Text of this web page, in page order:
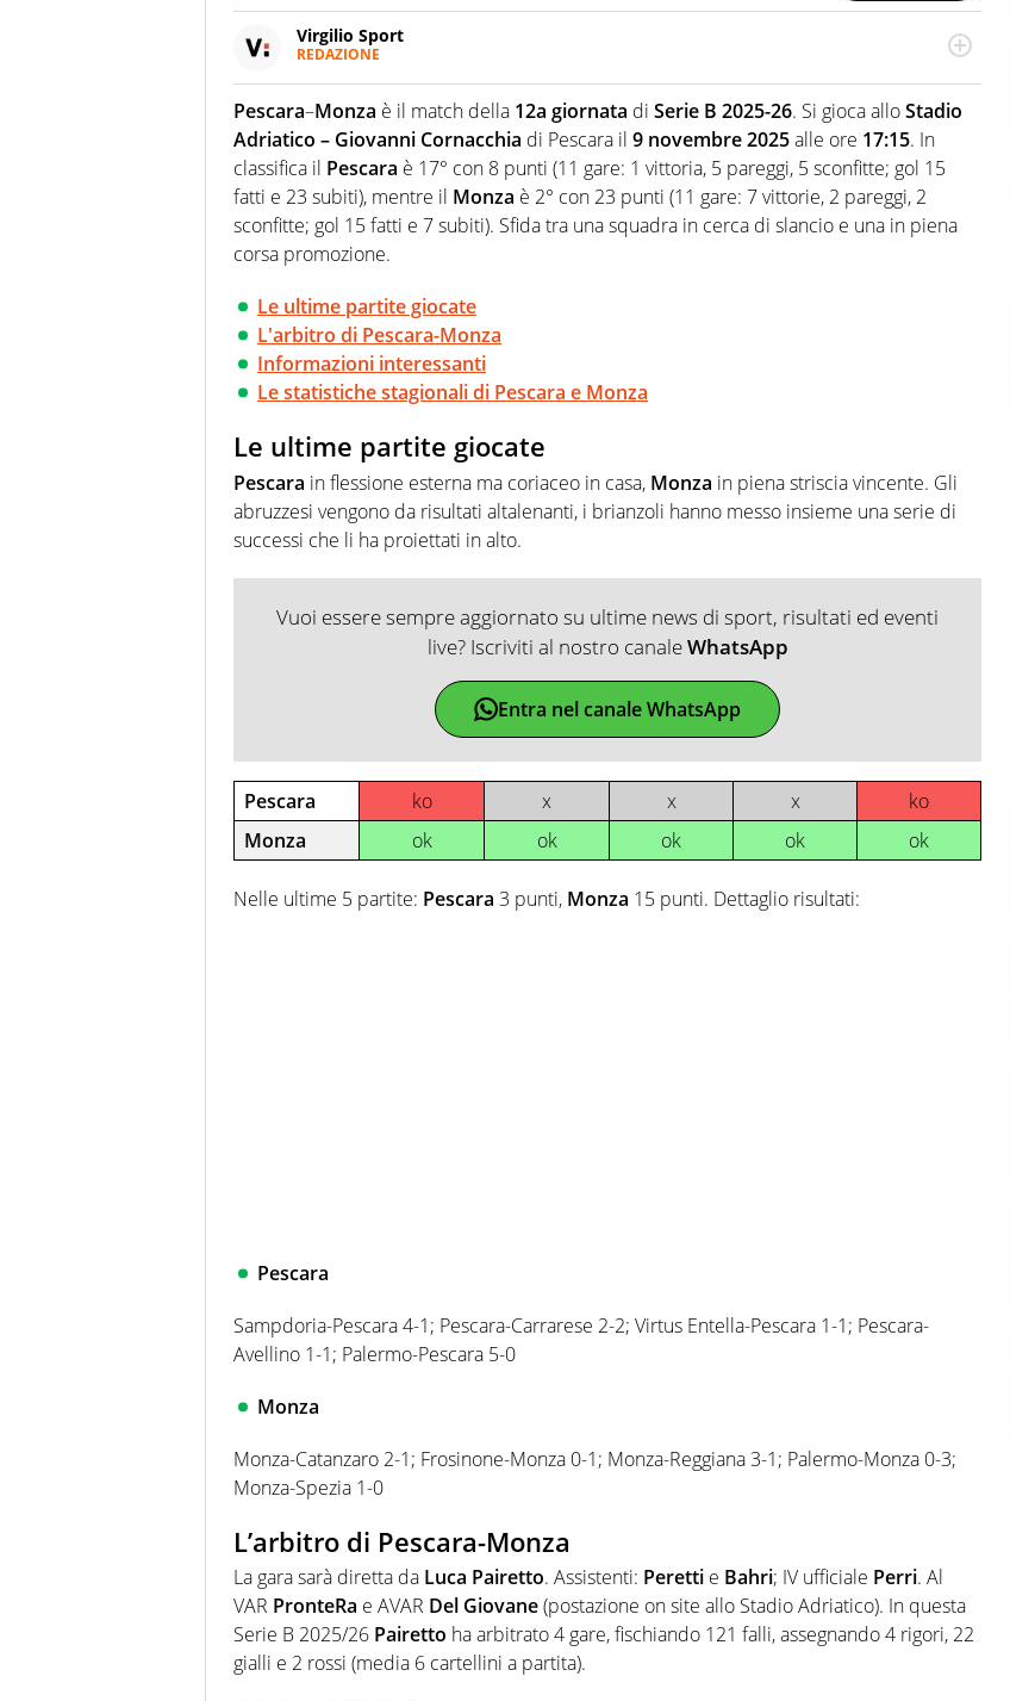
Virgilio Sport
REDAZIONE
sport. Calcio, calciomercato, F1, Motomondiale ma anche tennis, volley, basket: su
Virgilio Sport i tifosi e gli appassionati sanno che troveranno sempre copertura
completa e zero faziosità. La squadra di Virgilio Sport è formata da giornalisti ed
esperti di sport abili sia nel gioco di rimessa quando intercettano le notizie e le
rilanciano verso la rete, sia nella costruzione dal basso quando creano contenuti
100% originali ed esclusivi.
Pescara–Monza è il match della 12a giornata di Serie B 2025-26. Si gioca alloStadio
Adriatico – Giovanni Cornacchia di Pescara il 9 novembre 2025alle ore 17:15. In
classifica il Pescara è 17° con 8 punti (11 gare: 1 vittoria, 5 pareggi, 5 sconfitte; gol 15
fatti e 23 subiti), mentre il Monza è 2° con 23 punti (11 gare: 7 vittorie, 2 pareggi, 2
sconfitte; gol 15 fatti e 7 subiti). Sfida tra una squadra in cerca di slancio e una in piena
corsa promozione.
Le ultime partite giocate
L'arbitro di Pescara-Monza
Informazioni interessanti
Le statistiche stagionali di Pescara e Monza
Le ultime partite giocate
Pescara in flessione esterna ma coriaceo in casa, Monza in piena striscia vincente. Gli
abruzzesi vengono da risultati altalenanti, i brianzoli hanno messo insieme una serie di
successi che li ha proiettati in alto.
Vuoi essere sempre aggiornato su ultime news di sport, risultati ed eventi
live? Iscriviti al nostro canaleWhatsApp
Entra nel canale WhatsApp
Pescara ko x x x
ko
Monza
ok ok ok ok ok
Nelle ultime 5 partite: Pescara 3 punti, Monza 15 punti. Dettaglio risultati:
Pescara
Sampdoria-Pescara 4-1; Pescara-Carrarese 2-2; Virtus Entella-Pescara 1-1; Pescara-
Avellino 1-1; Palermo-Pescara 5-0
Monza
Monza-Catanzaro 2-1; Frosinone-Monza 0-1; Monza-Reggiana 3-1; Palermo-Monza 0-3;
Monza-Spezia 1-0
L’arbitro di Pescara-Monza
La gara sarà diretta da Luca Pairetto. Assistenti: Peretti e Bahri; IV ufficiale Perri. Al
VAR PronteRa e AVAR Del Giovane(postazione on site allo Stadio Adriatico). In questa
Serie B 2025/26 Pairetto ha arbitrato 4 gare, fischiando 121 falli, assegnando 4 rigori, 22
gialli e 2 rossi (media 6 cartellini a partita).